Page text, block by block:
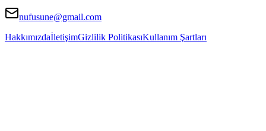
nufusune@gmail.com
HakkımızdaİletişimGizlilik PolitikasıKullanım Şartları